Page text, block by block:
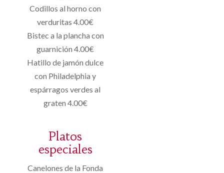
Codillos al horno con
verduritas 4.00€
Bistec a la plancha con
guarnición 4.00€
Hatillo de jamón dulce
con Philadelphia y
espárragos verdes al
graten 4.00€
Platos
especiales
Canelones de la Fonda